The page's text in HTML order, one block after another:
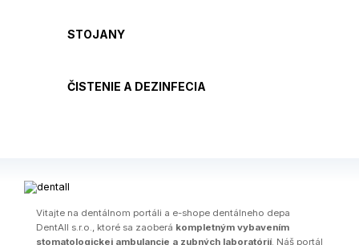
STOJANY
ČISTENIE A DEZINFECIA
Vitajte na dentálnom portáli a e-shope dentálneho depa
DentAll s.r.o., ktoré sa zaoberá kompletným vybavením
stomatologickej ambulancie a zubných laboratórií. Náš portál